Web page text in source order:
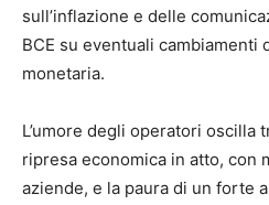
sull’inflazione e delle
BCE su eventuali cambiamenti
monetaria.
L’umore degli operatori oscilla
ripresa economica in atto, con
aziende, e la paura di un forte